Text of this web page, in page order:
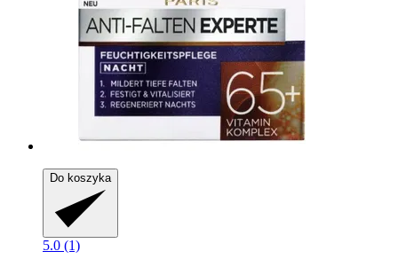
Do koszyka
5.0 (1)